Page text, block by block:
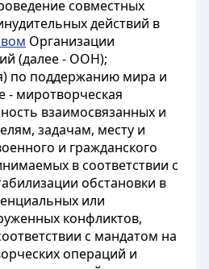
совместных
действий в
Организации
(далее - ООН);
по поддержанию мира и
- миротворческая
взаимосвязанных и
задачам, месту и
и гражданского
в соответствии с
обстановки в
или
конфликтов,
с мандатом на
операций и